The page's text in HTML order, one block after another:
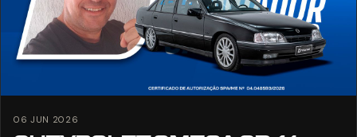
06 JUN 2026